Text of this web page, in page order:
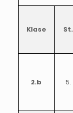
Klase St.
2.b 5.